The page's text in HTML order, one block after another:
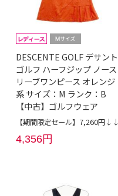
DESCENTE GOLF デサント
ゴルフ ハーフジップ ノース
リーブワンピース オレンジ
系 サイズ：M ランク：B
【中古】ゴルフウェア
【期間限定セール】7,260円↓↓
4,356円